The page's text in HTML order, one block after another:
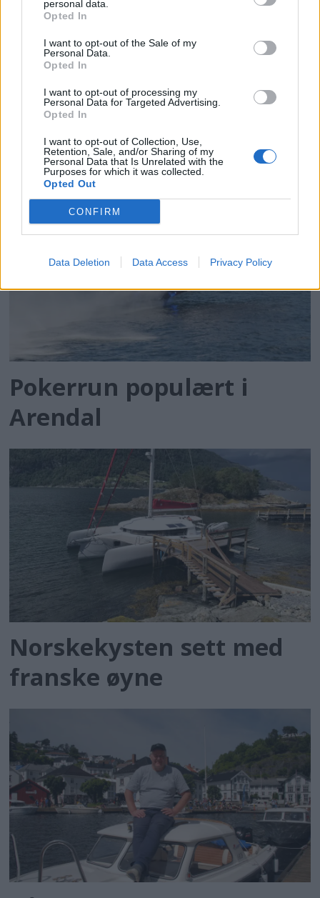
personal data.
Opted In
I want to opt-out of the Sale of my
Personal Data.
Opted In
I want to opt-out of processing my
Personal Data for Targeted Advertising.
Opted In
I want to opt-out of Collection, Use,
Retention, Sale, and/or Sharing of my
Personal Data that Is Unrelated with the
Purposes for which it was collected.
Opted Out
CONFIRM
Data Deletion Data Access Privacy Policy
– Risør er perlen
Pokerrun populært i
Arendal
Norskekysten sett med
franske øyne